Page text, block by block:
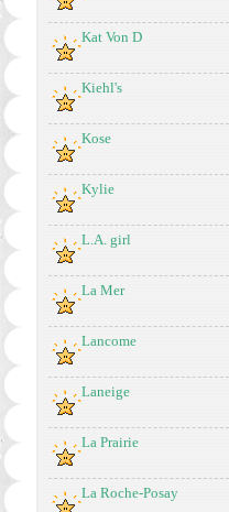
Kat Von D
Kiehl's
Kose
Kylie
L.A. girl
La Mer
Lancome
Laneige
La Prairie
La Roche-Posay